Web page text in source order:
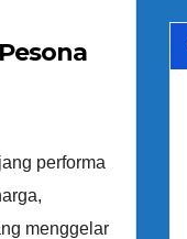
performa
menggelar